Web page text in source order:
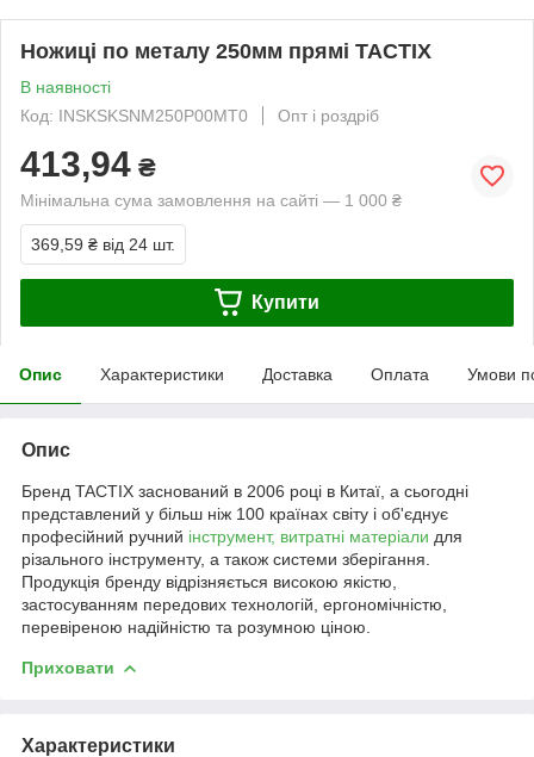
Ножиці по металу 250мм прямі TACTIX
В наявності
Код: INSKSKSNM250P00MT0
Опт і роздріб
413,94 ₴
Мінімальна сума замовлення на сайті — 1 000 ₴
369,59 ₴ від 24 шт.
Купити
Опис Характеристики Доставка Оплата Умови
Опис
Бренд TACTIX заснований в 2006 році в Китаї, а сьогодні
представлений у більш ніж 100 країнах світу і об'єднує
професійний ручний інструмент, витратні матеріали для
різального інструменту, а також системи зберігання.
Продукція бренду відрізняється високою якістю,
застосуванням передових технологій, ергономічністю,
перевіреною надійністю та розумною ціною.
Приховати
Характеристики